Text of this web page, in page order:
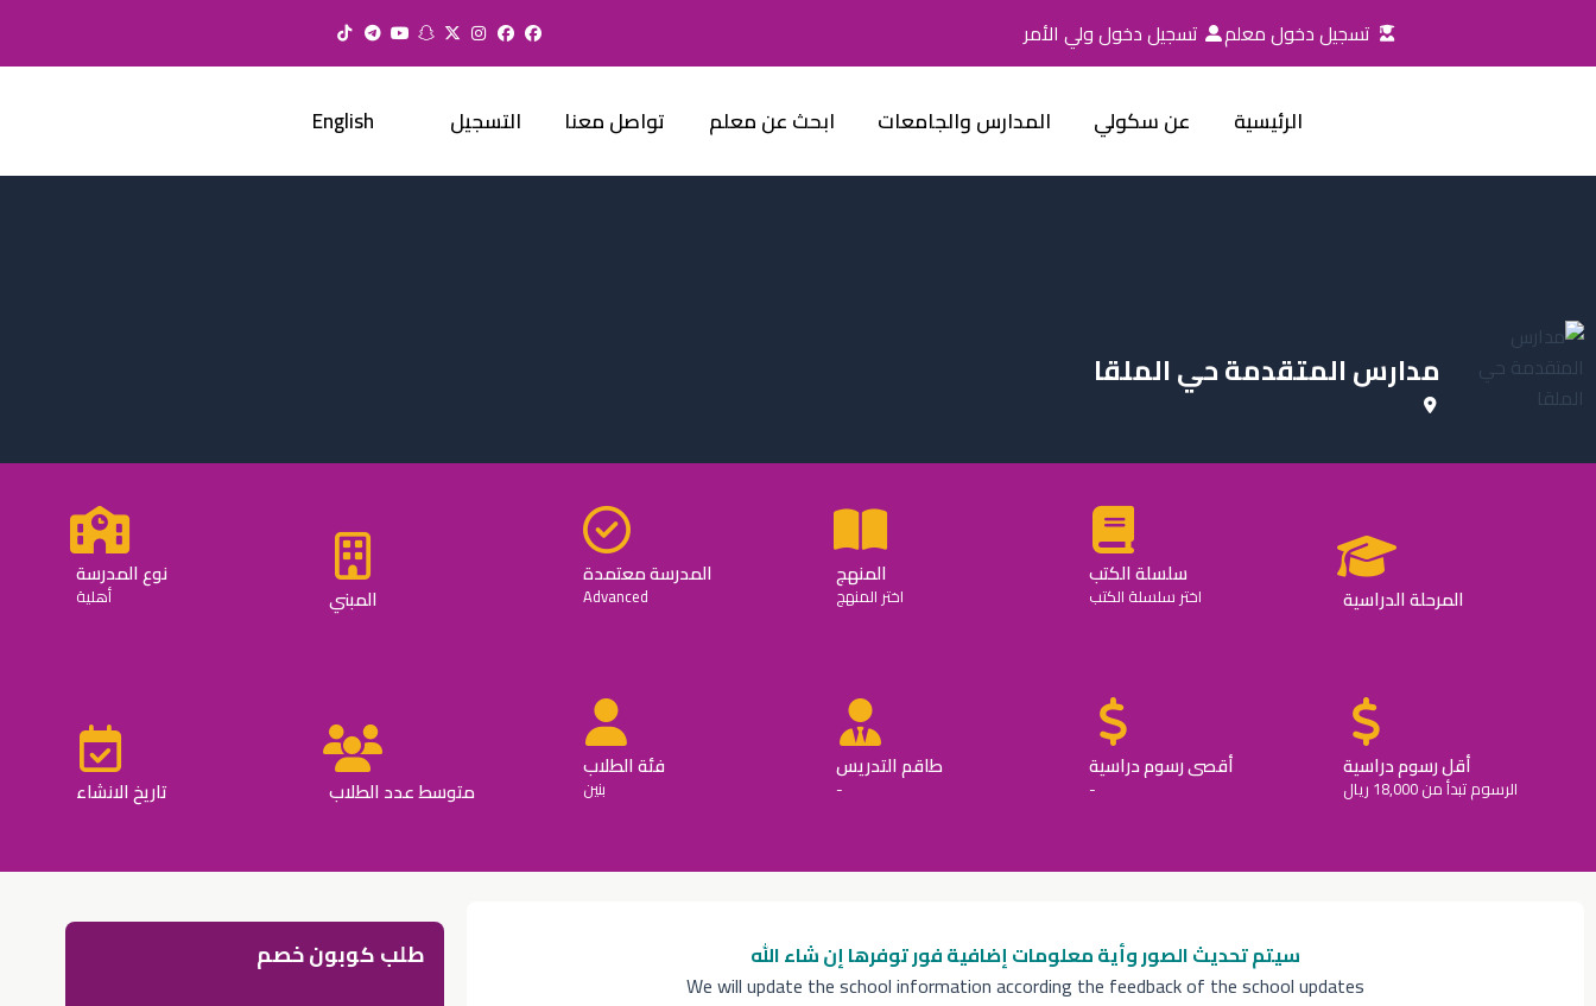
المحتوى
تسجيل دخول معلم تسجيل دخول ولي الأمر
الرئيسية عن سكولي المدارس والجامعات ابحث عن معلم تواصل معنا التسجيل English
مدارس المتقدمة حي الملقا
المرحلة الدراسية
سلسلة الكتب
اختر سلسلة الكتب
المنهج
اختر المنهج
المدرسة معتمدة
Advanced المبني
نوع المدرسة
أهلية
أقل رسوم دراسية
الرسوم تبدأ من 18,000 ريال
أقصى رسوم دراسية
-
طاقم التدريس
-
فئة الطلاب
بنين متوسط عدد الطلاب تاريخ الانشاء
سيتم تحديث الصور وأية معلومات إضافيةفور توفرها إن شاء الله
We will update the school information according the feedback of the school updates
طلب كوبون خصم